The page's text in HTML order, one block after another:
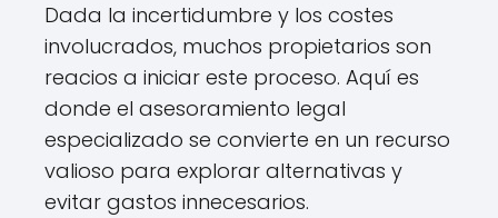
Dada la incertidumbre y los costes
involucrados, muchos propietarios son
reacios a iniciar este proceso. Aquí es
donde el asesoramiento legal
especializado se convierte en un recurso
valioso para explorar alternativas y
evitar gastos innecesarios.